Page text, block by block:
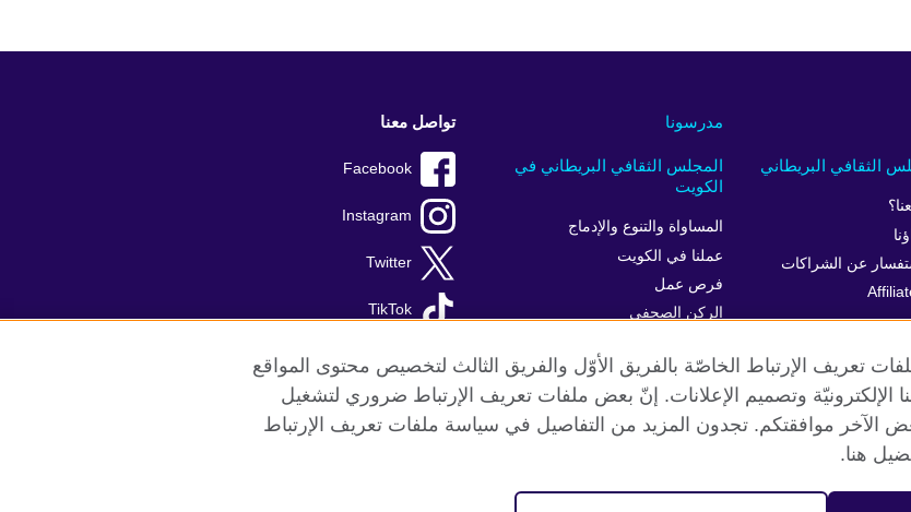
مدرسونا
المجلس الثقافي البريطاني في
الكويت
المساواة والتنوع والإدماج
عملنا في الكويت
فرص عمل
الركن الصحفي
الثقافي البريطاني
عن الشراكات
تواصل معنا
Facebook
Instagram
Twitter
TikTok
وشروط الاستخدام
تعريف الإرتباط الخاصّة بالفريق الأوّل والفريق الثالث لتخصيص محتوى المواقع
الإلكترونيّة وتصميم الإعلانات. إنّ بعض ملفات تعريف الإرتباط ضروري لتشغيل
الآخر موافقتكم. تجدون المزيد من التفاصيل في سياسة ملفات تعريف الإرتباط
هنا.